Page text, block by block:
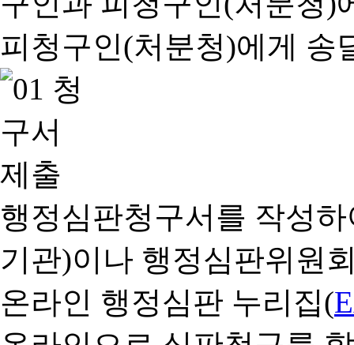
행정심판청구서를 작성
기관)이나 행정심판위원
온라인 행정심판 누리집(